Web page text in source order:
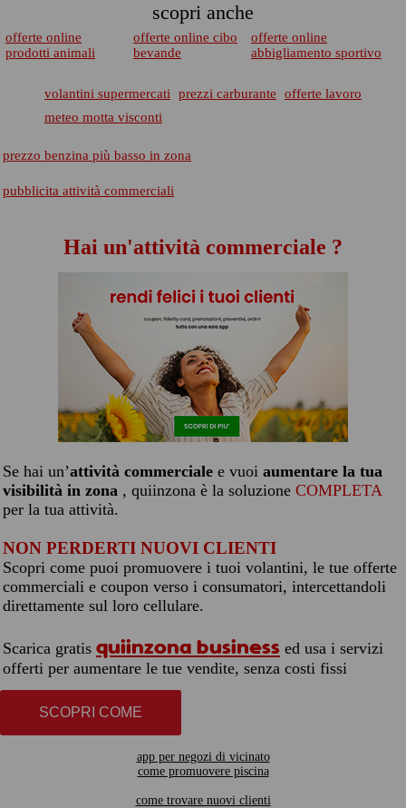
scopri anche
offerte online
prodotti animali
offerte online cibo
bevande
offerte online
abbigliamento sportivo
volantini supermercati prezzi carburante
offerte lavoro
meteo motta visconti
prezzo benzina più basso in zona
pubblicita attività commerciali
Hai un'attività commerciale ?
Se hai un’attività commerciale e vuoi aumentare la tua
visibilità in zona , quiinzona è la soluzione COMPLETA
per la tua attività.
NON PERDERTI NUOVI CLIENTI
Scopri come puoi promuovere i tuoi volantini, le tue offerte
commerciali e coupon verso i consumatori, intercettandoli
direttamente sul loro cellulare.
Scarica gratis quiinzona business ed usa i servizi
offerti per aumentare le tue vendite, senza costi fissi
SCOPRI COME
app per negozi di vicinato
come promuovere piscina
come trovare nuovi clienti